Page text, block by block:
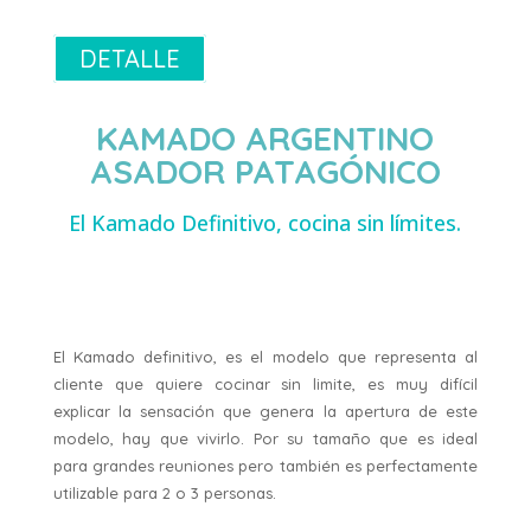
DETALLE
KAMADO ARGENTINO
ASADOR PATAGÓNICO
El Kamado Definitivo, cocina sin límites.
El Kamado definitivo, es el modelo que representa al
cliente que quiere cocinar sin limite, es muy difícil
explicar la sensación que genera la apertura de este
modelo, hay que vivirlo. Por su tamaño que es ideal
para grandes reuniones pero también es perfectamente
utilizable para 2 o 3 personas.